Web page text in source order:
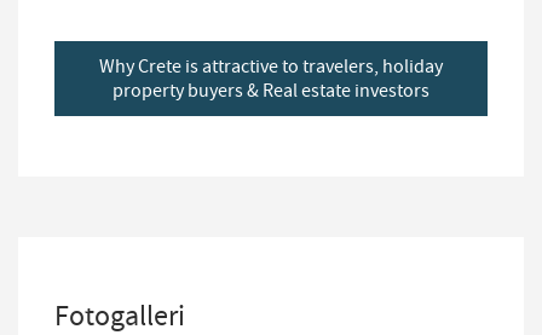
Why Crete is attractive to travelers, holiday
property buyers & Real estate investors
Fotogalleri